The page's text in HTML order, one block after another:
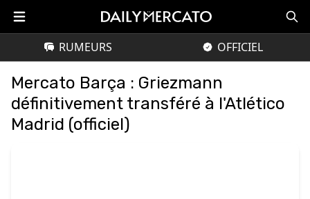
RUMEURS OFFICIEL
Mercato Barça : Griezmann
définitivement transféré à l'Atlético
Madrid (officiel)